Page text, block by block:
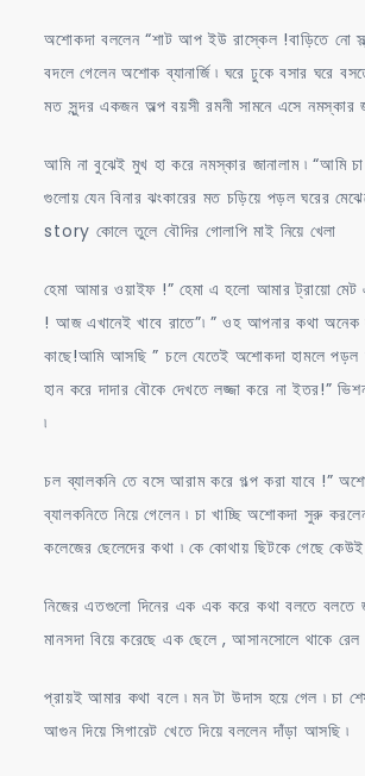
অশোকদা বললেন “শাট আপ ইউ রাস্কেল !বাড়িতে নো
বদলে গেলেন অশোক ব্যানার্জি ৷ ঘরে ঢুকে বসার ঘরে
মত সুন্দর একজন অল্প বয়সী রমনী সামনে এসে নমস্কার
আমি না বুঝেই মুখ হা করে নমস্কার জানালাম ৷ “আমি
গুলোয় যেন বিনার ঝংকারের মত চড়িয়ে পড়ল ঘরের
story কোলে তুলে বৌদির গোলাপি মাই নিয়ে খেলা
হেমা আমার ওয়াইফ !” হেমা এ হলো আমার ট্রায়ো মেট
! আজ এখানেই খাবে রাতে”৷ ” ওহ আপনার কথা অনেক
কাছে!আমি আসছি ” চলে যেতেই অশোকদা হামলে
হান করে দাদার বৌকে দেখতে লজ্জা করে না ইতর!”
৷
চল ব্যালকনি তে বসে আরাম করে গল্প করা যাবে !”
ব্যালকনিতে নিয়ে গেলেন ৷ চা খাচ্ছি অশোকদা সুরু
কলেজের ছেলেদের কথা ৷ কে কোথায় ছিটকে গেছে কেউই
নিজের এতগুলো দিনের এক এক করে কথা বলতে বলতে
মানসদা বিয়ে করেছে এক ছেলে , আসানসোলে থাকে রেল
প্রায়ই আমার কথা বলে ৷ মন টা উদাস হয়ে গেল ৷ চা
আগুন দিয়ে সিগারেট খেতে দিয়ে বললেন দাঁড়া আসছি ৷